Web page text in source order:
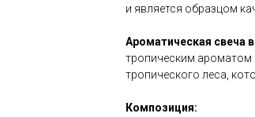
и является образцом
Ароматическая свеча
тропическим ароматом
тропического леса,
Композиция: